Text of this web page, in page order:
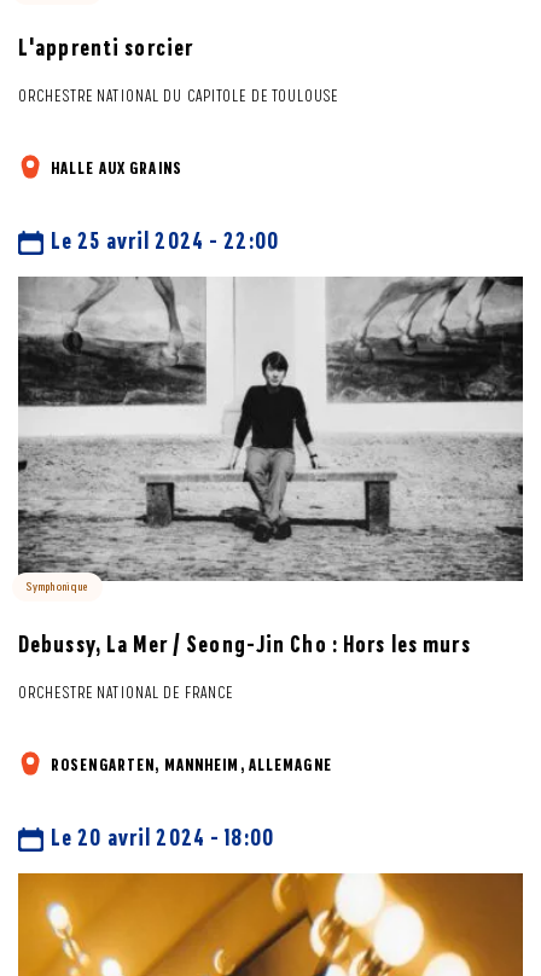
L'apprenti sorcier
ORCHESTRE NATIONAL DU CAPITOLE DE TOULOUSE
HALLE AUX GRAINS
Le 25 avril 2024 - 22:00
Symphonique
Debussy, La Mer / Seong-Jin Cho : Hors les murs
ORCHESTRE NATIONAL DE FRANCE
ROSENGARTEN, MANNHEIM, ALLEMAGNE
Le 20 avril 2024 - 18:00